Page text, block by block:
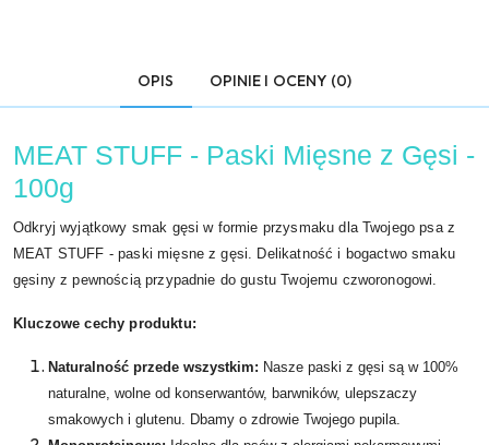
OPIS OPINIE I OCENY (0)
MEAT STUFF - Paski Mięsne z Gęsi -
100g
Odkryj wyjątkowy smak gęsi w formie przysmaku dla Twojego psa z
MEAT STUFF - paski mięsne z gęsi. Delikatność i bogactwo smaku
gęsiny z pewnością przypadnie do gustu Twojemu czworonogowi.
Kluczowe cechy produktu:
Naturalność przede wszystkim: Nasze paski z gęsi są w 100%
naturalne, wolne od konserwantów, barwników, ulepszaczy
smakowych i glutenu. Dbamy o zdrowie Twojego pupila.